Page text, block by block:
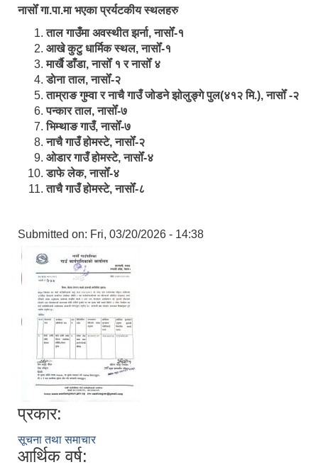
नासोँ गा.पा.मा भएका प्रर्यटकीय स्थलहरु
ताल गाउँमा अवस्थीत झर्ना, नासोँ-१
आखे कुटु धार्मिक स्थल, नासोँ-१
मार्खै डाँडा, नासोँ १ र नासोँ ४
डाेना ताल, नासोँ-२
ताम्राङ गुम्वा र नाचै गाउँ जोडने झोलुङ्गे पुल(४१२ मि.), नासोँ -२
पन्कार ताल, नासोँ-७
भिम्थाङ गाउँ, नासोँ-७
नाचै गाउँ होमस्टे, नासोँ-२
ओ‍‍‌डार गाउँ होमस्टे, नासोँ-४
डाफे लेक, नासोँ-४
ताचै गाउँ होमस्टे, नासोँ-८
Submitted on: Fri, 03/20/2026 - 14:38
प्रकार:
सूचना तथा समाचार
आर्थिक वर्ष: